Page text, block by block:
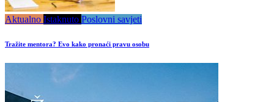
Aktualno Istaknuto Poslovni savjeti
Tražite mentora? Evo kako pronaći pravu osobu